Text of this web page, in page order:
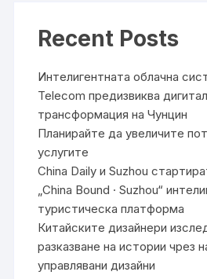
Recent Posts
Интелигентната облачна
Telecom предизвиква
трансформация на Чунцин
Планирайте да увеличите
услугите
China Daily и Suzhou
„China Bound · Suzhou“
туристическа платформа
Китайските дизайнери
разказване на истории чрез
управлявани дизайни